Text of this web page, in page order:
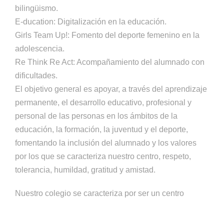
bilingüismo.
E-ducation: Digitalización en la educación.
Girls Team Up!: Fomento del deporte femenino en la
adolescencia.
Re Think Re Act: Acompañamiento del alumnado con
dificultades.
El objetivo general es apoyar, a través del aprendizaje
permanente, el desarrollo educativo, profesional y
personal de las personas en los ámbitos de la
educación, la formación, la juventud y el deporte,
fomentando la inclusión del alumnado y los valores
por los que se caracteriza nuestro centro, respeto,
tolerancia, humildad, gratitud y amistad.
Nuestro colegio se caracteriza por ser un centro